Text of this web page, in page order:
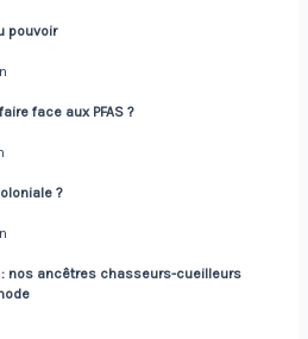
pouvoir
face aux PFAS ?
?
nos ancêtres chasseurs-cueilleurs